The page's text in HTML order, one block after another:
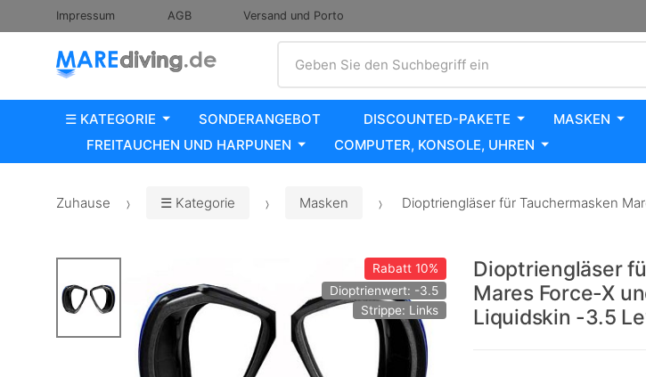
Impressum AGB Versand und Porto
Geben Sie den Suchbegriff ein
☰ KATEGORIE SONDERANGEBOT DISCOUNTED-PAKETE MASKEN
FREITAUCHEN UND HARPUNEN
COMPUTER, KONSOLE, UHREN
Zuhause ☰ Kategorie Masken Dioptriengläser für Tauchermasken
Rabatt10%
Dioptrienwert: -3.5
Strippe: Links
Dioptriengläser
Mares Force-X
Liquidskin -3.5